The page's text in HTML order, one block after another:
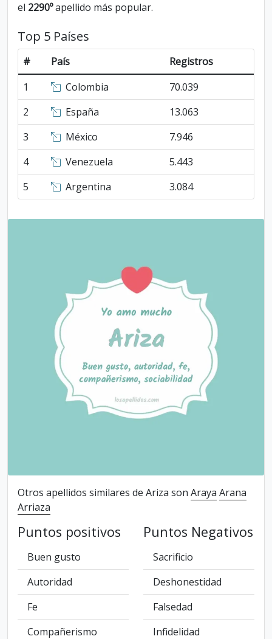
el 2290ºapellido más popular.
Top 5 Países
# País
Registros
1
Colombia
70.039
2
España
13.063
3
México
7.946
4
Venezuela
5.443
5
Argentina 3.084
Otros apellidos similares de Ariza son Araya Arana
Arriaza
Puntos positivos
Buen gusto
Autoridad
Fe
Compañerismo
Puntos Negativos
Sacrificio
Deshonestidad
Falsedad
Infidelidad